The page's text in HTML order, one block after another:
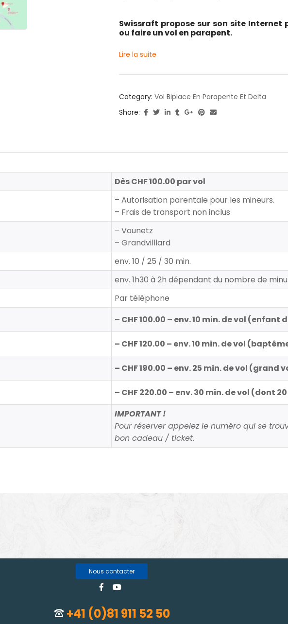
Swissraft propose sur son site Internet
ou faire un vol en parapent.
Lire la suite
Category: Vol Biplace En Parapente Et Delta
Share:
Dès CHF 100.00 par vol
–Autorisation parentale pour les mineurs.
– Frais de transport non inclus
– Vounetz
– Grandvilllard
env. 10 / 25 / 30 min.
env. 1h30 à 2h dépendant du nombre de
Par téléphone
– CHF 100.00 – env. 10 min. de vol (enfant
– CHF 120.00 – env. 10 min. de vol
– CHF 190.00 – env. 25 min. de vol (grand
– CHF 220.00 – env. 30 min. de vol (dont
IMPORTANT !
Pour réserver appelez le numéro qui se
bon cadeau / ticket.
Nous contacter
+41 (0)81 911 52 50